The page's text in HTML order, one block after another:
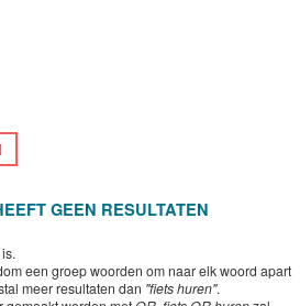
GEEN RESULTATEN
een groep woorden om naar elk woord apart
meer resultaten dan "fiets huren".